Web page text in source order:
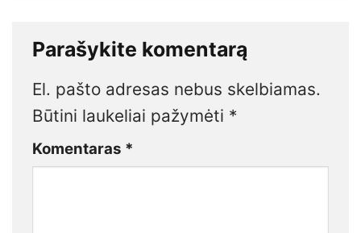
Parašykite komentarą
El. pašto adresas nebus skelbiamas.
Būtini laukeliai pažymėti *
Komentaras *